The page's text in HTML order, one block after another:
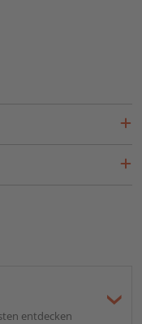
entdecken